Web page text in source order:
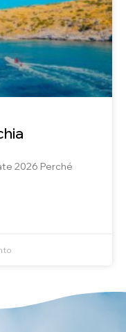
2026 Perché